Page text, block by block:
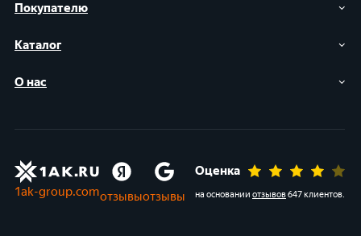
Покупателю
Каталог
О нас
1ak-group.comотзывыотзывы
Оценка
на основании отзывов647 клиентов.